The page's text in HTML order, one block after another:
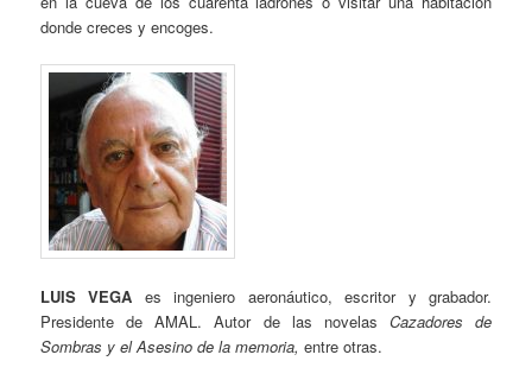
donde creces y encoges.
LUIS VEGA es ingeniero aeronáutico, escritor y grabador.
Presidente de AMAL. Autor de las novelas Cazadores de
Sombras y el Asesino de la memoria, entre otras.